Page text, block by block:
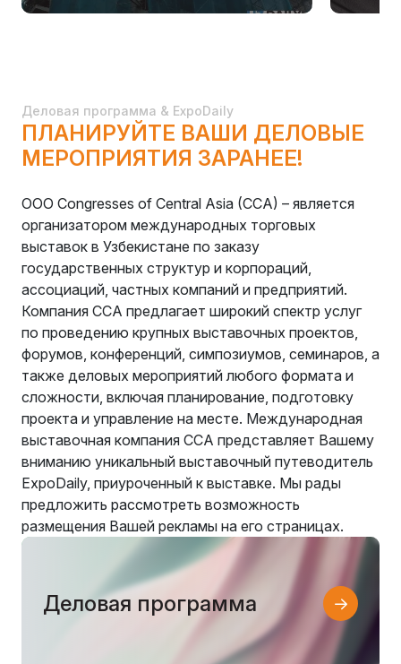
Деловая программа & ExpoDaily
ПЛАНИРУЙТЕ ВАШИ ДЕЛОВЫЕ
МЕРОПРИЯТИЯ ЗАРАНЕЕ!
OOO Congresses of Central Asia (CCA) – является
организатором международных торговых
выставок в Узбекистане по заказу
государственных структур и корпораций,
ассоциаций, частных компаний и предприятий.
Компания CCA предлагает широкий спектр услуг
по проведению крупных выставочных проектов,
форумов, конференций, симпозиумов, семинаров, а
также деловых мероприятий любого формата и
сложности, включая планирование, подготовку
проекта и управление на месте. Международная
выставочная компания CCA представляет Вашему
вниманию уникальный выставочный путеводитель
ExpoDaily, приуроченный к выставке. Мы рады
предложить рассмотреть возможность
размещения Вашей рекламы на его страницах.
Деловая программа